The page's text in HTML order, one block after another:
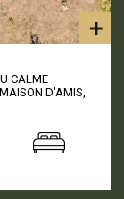
CALME
D'AMIS,